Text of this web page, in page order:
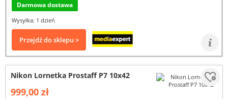
Darmowa dostawa
Wysyłka: 1 dzień
Przejdź do sklepu >
Nikon Lornetka Prostaff P7 10x42
999,00 zł